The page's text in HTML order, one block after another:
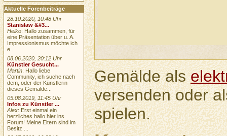
Gemälde als
versenden oder
spielen.
Aktuelle Forenbeiträge
28.10.2020, 10:48 Uhr
Stanisław &#3...
Heiko: Hallo zusammen, für
eine Präsentation über u. A.
Impressionismus möchte ich
e...
08.06.2020, 20:12 Uhr
Künstler Gesucht...
Martin: Hallo liebe
Community, ich suche nach
dem, oder der Künstlerin
dieses Gemälde...
05.08.2019, 11:45 Uhr
Infos zu Künstler ...
Alex: Erst einmal ein
herzliches hallo hier ins
Forum! Meine Eltern sind im
Besitz ...